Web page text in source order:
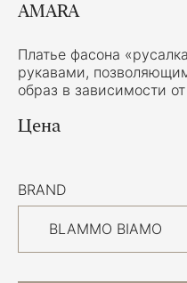
AMARA
Платье фасона
рукавами,
образ в зависимости
Цена
BRAND
BLAMMO BIAMO